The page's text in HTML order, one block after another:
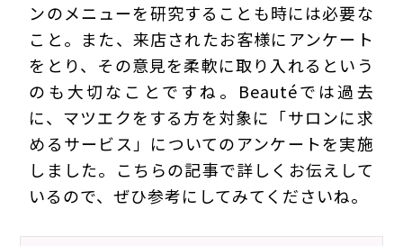
ンのメニューを研究することも時には必要な
こと。また、来店されたお客様にアンケート
をとり、その意見を柔軟に取り入れるという
のも大切なことですね。Beautéでは過去
に、マツエクをする方を対象に「サロンに求
めるサービス」についてのアンケートを実施
しました。こちらの記事で詳しくお伝えして
いるので、ぜひ参考にしてみてくださいね。